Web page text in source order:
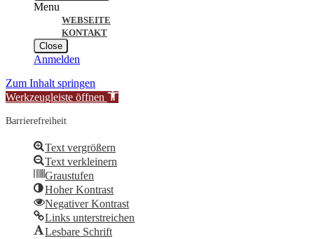
Menu
WEBSEITE
KONTAKT
Close
Anmelden
Zum Inhalt springen
Werkzeugleiste öffnen
Barrierefreiheit
Text vergrößern
Text verkleinern
Graustufen
Hoher Kontrast
Negativer Kontrast
Links unterstreichen
Lesbare Schrift